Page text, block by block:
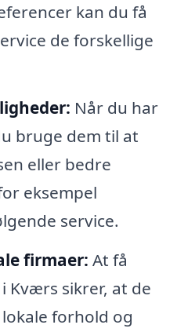
kan du få
de forskellige
Når du har
bruge dem til at
eller bedre
eksempel
service.
firmaer: At få
Kværs sikrer, at de
forhold og